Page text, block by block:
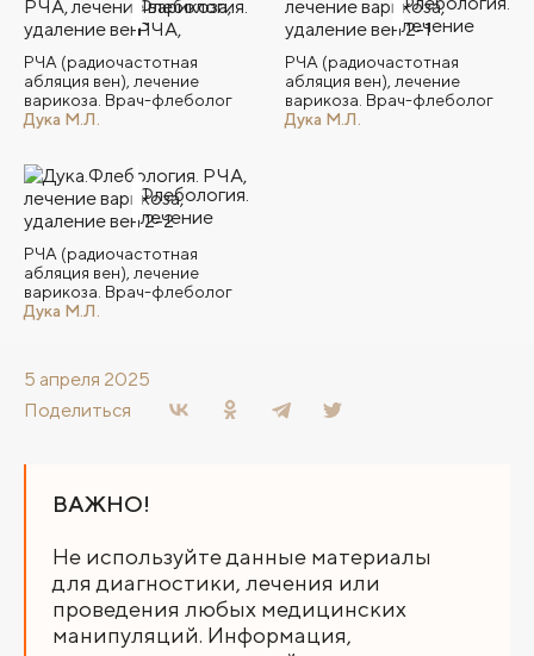
РЧА (радиочастотная
абляция вен), лечение
варикоза. Врач-флеболог
Дука М.Л.
РЧА (радиочастотная
абляция вен), лечение
варикоза. Врач-флеболог
Дука М.Л.
РЧА (радиочастотная
абляция вен), лечение
варикоза. Врач-флеболог
Дука М.Л.
5 апреля 2025
Поделиться
ВАЖНО!
Не используйте данные материалы
для диагностики, лечения или
проведения любых медицинских
манипуляций. Информация,